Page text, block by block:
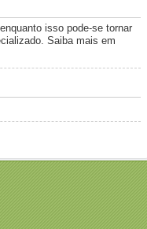
isso pode-se tornar
Saiba mais em